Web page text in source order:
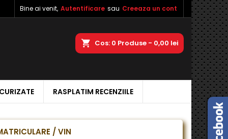
Bine ai venit, Autentificare sau Creeaza un cont
Cos 0 Produse - 0,00 lei
RASPLATIM RECENZIILE
/ VIN